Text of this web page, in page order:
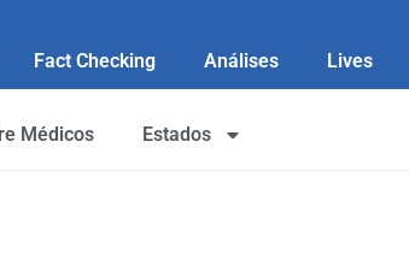
Fact Checking Análises Lives
Médicos Estados